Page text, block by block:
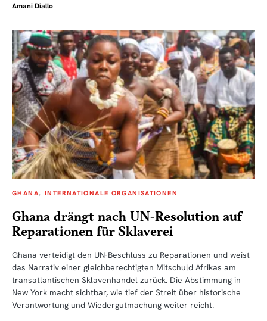
Amani Diallo
GHANA INTERNATIONALE ORGANISATIONEN
Ghana drängt nach UN-Resolution auf
Reparationen für Sklaverei
Ghana verteidigt den UN-Beschluss zu Reparationen und weist
das Narrativ einer gleichberechtigten Mitschuld Afrikas am
transatlantischen Sklavenhandel zurück. Die Abstimmung in
New York macht sichtbar, wie tief der Streit über historische
Verantwortung und Wiedergutmachung weiter reicht.